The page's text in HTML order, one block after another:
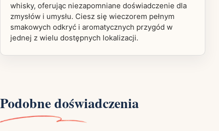
whisky, oferując niezapomniane doświadczenie dla
zmysłów i umysłu. Ciesz się wieczorem pełnym
smakowych odkryć i aromatycznych przygód w
jednej z wielu dostępnych lokalizacji.
Podobne doświadczenia